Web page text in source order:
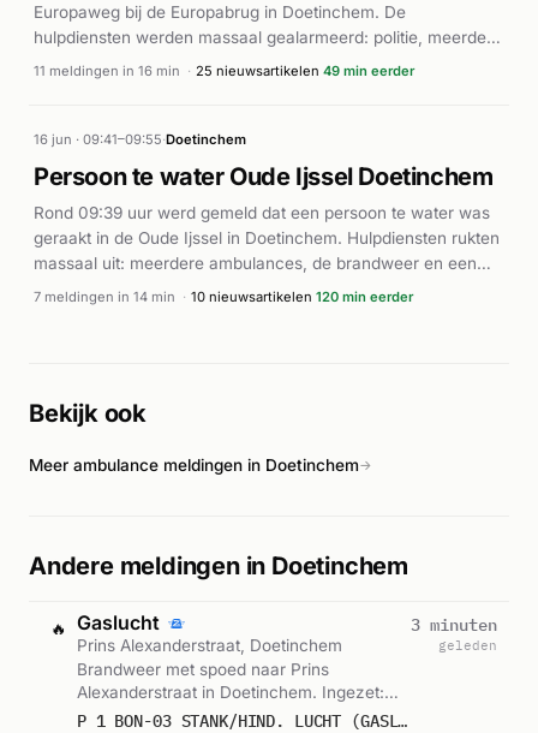
Europaweg bij de Europabrug in Doetinchem. De
hulpdiensten werden massaal gealarmeerd: politie, meerdere
ambulances, een traumahelikopter en brandweer kwamen
sprong. De traumahelikopter werd ingezet voor de medische
hulpverlening. Details over de precieze oorzaak en het
aantal gewonden zijn niet volledig uit de beschikbare
bronnen op te maken, maar de massale inzet van
hulpdiensten duidt op een incident met ernstige
verwondingen.
11 meldingen in 16 min · 25 nieuwsartikelen 49 min eerder
16 jun · 09:41–09:55·Doetinchem
Persoon te water Oude Ijssel Doetinchem
Rond 09:39 uur werd gemeld dat een persoon te water was
geraakt in de Oude Ijssel in Doetinchem. Hulpdiensten rukten
massaal uit: meerdere ambulances, de brandweer en een
lifeliner werden ingezet voor de reddingsoperatie. Volgens
over de precieze toedracht en uitkomst van het incident zijn
7 meldingen in 14 min · 10 nieuwsartikelen 120 min eerder
Bekijk ook
Meer ambulance meldingen in Doetinchem→
Andere meldingen in Doetinchem
🔥 Gaslucht
Prins Alexanderstraat, Doetinchem
Brandweer met spoed naar Prins
Alexanderstraat in Doetinchem. Ingezet:
Lichtkrant, Bevelvoerders Kazerneploeg. P 1 BON-03 STANK/HIND. LUCHT (GASLUCHT) (BINNEN) PRINS ALEXANDERSTRAAT DOETINCHEM 065331
3 minuten
geleden